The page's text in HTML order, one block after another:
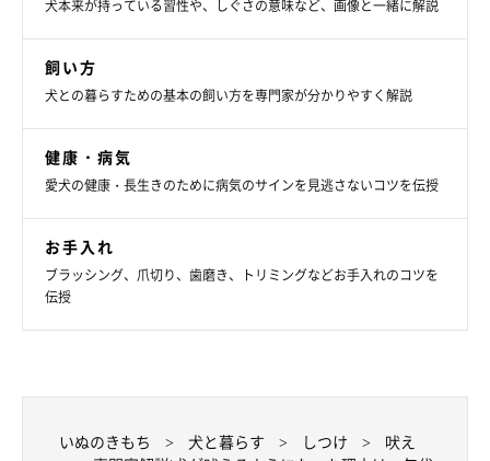
犬本来が持っている習性や、しぐさの意味など、画像と一緒に解説
飼い方
犬との暮らすための基本の飼い方を専門家が分かりやすく解説
健康・病気
愛犬の健康・長生きのために病気のサインを見逃さないコツを伝授
お手入れ
ブラッシング、爪切り、歯磨き、トリミングなどお手入れのコツを
伝授
いぬのきもち 犬と暮らす しつけ
吠え